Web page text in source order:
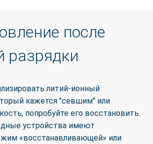
после
разрядки
литий-ионный
кажется "севшим" или
попробуйте его восстановить.
устройства имеют
«восстанавливающей» или